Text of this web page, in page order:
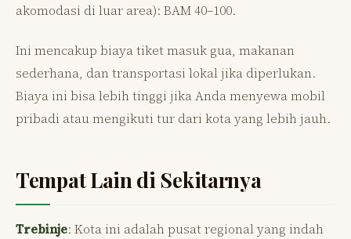
akomodasi di luar area): BAM 40–100.
Ini mencakup biaya tiket masuk gua, makanan
sederhana, dan transportasi lokal jika diperlukan.
Biaya ini bisa lebih tinggi jika Anda menyewa mobil
pribadi atau mengikuti tur dari kota yang lebih jauh.
Tempat Lain di Sekitarnya
Trebinje: Kota ini adalah pusat regional yang indah